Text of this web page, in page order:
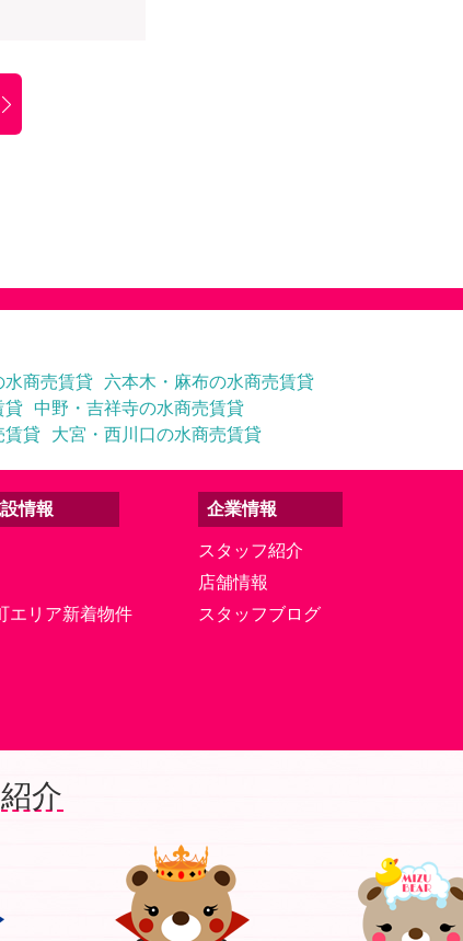
水商売賃貸
六本木・麻布の水商売賃貸
貸 中野・吉祥寺の水商売賃貸
賃貸 大宮・西川口の水商売賃貸
情報
エリア新着物件
企業情報
スタッフ紹介
店舗情報
スタッフブログ
介